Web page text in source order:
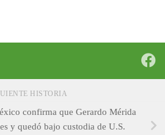
HISTORIA
confirma que Gerardo Mérida
y quedó bajo custodia de U.S.